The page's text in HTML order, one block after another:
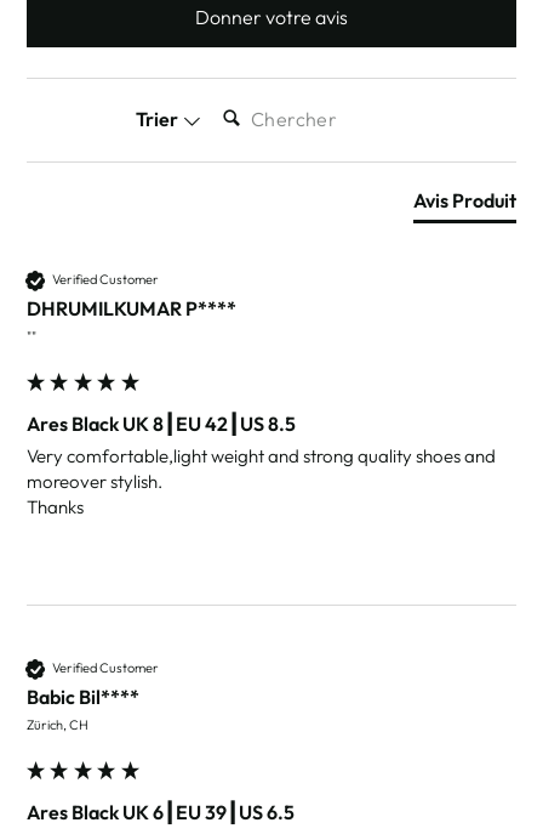
Donner votre avis
Trier
Avis Produit
Verified Customer
DHRUMILKUMAR P****
""
Ares Black UK 8┃EU 42┃US 8.5
Very comfortable,light weight and strong quality shoes and
moreover stylish.
Thanks
Verified Customer
Babic Bil****
Zürich, CH
Ares Black UK 6┃EU 39┃US 6.5